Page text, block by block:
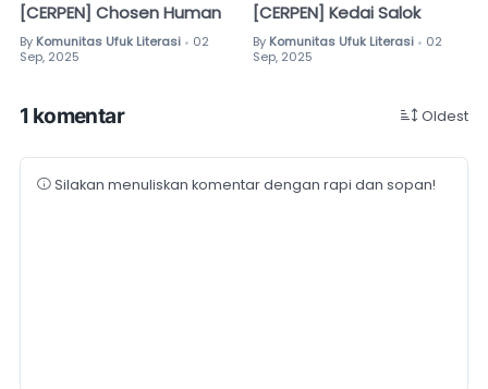
[CERPEN] Chosen Human
By Komunitas Ufuk Literasi • 02
Sep, 2025
[CERPEN] Kedai Salok
By Komunitas Ufuk Literasi • 02
Sep, 2025
1 komentar Oldest
Silakan menuliskan komentar dengan rapi dan sopan!